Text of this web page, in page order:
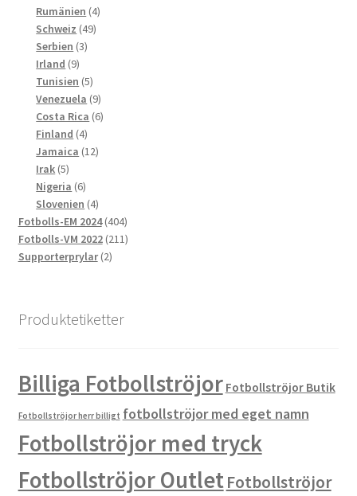
produkter
Rumänien 44
Schweiz 4949
Serbien 33
Irland 99
produkter
Tunisien 55
produkter
Venezuela 99
produkter
Costa Rica 66
Finland 44
produkter
Jamaica 1212
Irak 55
produkter
Nigeria 66
produkter
Slovenien 44
produkter
Fotbolls-EM 2024 404404
produkter
Fotbolls-VM 2022 211211
Supporterprylar 22
Produktetiketter
Billiga Fotbollströjor Fotbollströjor Butik
Fotbollströjor herr billigt fotbollströjor med eget namn
Fotbollströjor med tryck
Fotbollströjor OutletFotbollströjor